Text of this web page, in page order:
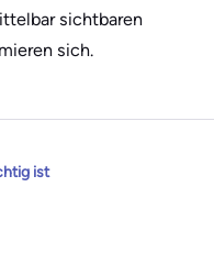
sichtbaren
sich.
ist